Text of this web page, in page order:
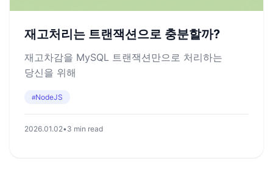
재고처리는 트랜잭션으로 충분할까?
재고차감을 MySQL 트랜잭션만으로 처리하는
당신을 위해
#NodeJS
2026.01.02•3 min read